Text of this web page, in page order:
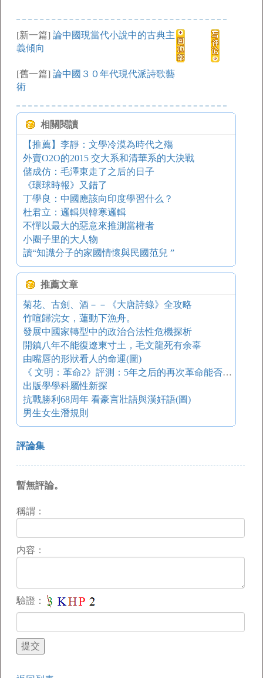
[新一篇] 論中國現當代小說中的古典主
義傾向
[舊一篇] 論中國３０年代現代派詩歌藝
術
相關閱讀
【推薦】李靜：文學冷漠為時代之殤
外賣O2O的2015 交大系和清華系的大決戰
儲成仿：毛澤東走了之后的日子
《環球時報》又錯了
丁學良：中國應該向印度學習什么？
杜君立：邏輯與韓寒邏輯
不憚以最大的惡意來推測當權者
小圈子里的大人物
讀“知識分子的家國情懷與民國范兒 ”
推薦文章
菊花、古劍、酒－－《大唐詩錄》全攻略
竹喧歸浣女，蓮動下漁舟。
發展中國家轉型中的政治合法性危機探析
開鎮八年不能復遼東寸土，毛文龍死有余辜
由嘴唇的形狀看人的命運(圖)
《 文明：革命2》評測：5年之后的再次革命能否成功？
出版學學科屬性新探
抗戰勝利68周年 看豪言壯語與漢奸語(圖)
男生女生潛規則
評論集
暫無評論。
稱謂：
内容：
驗證：